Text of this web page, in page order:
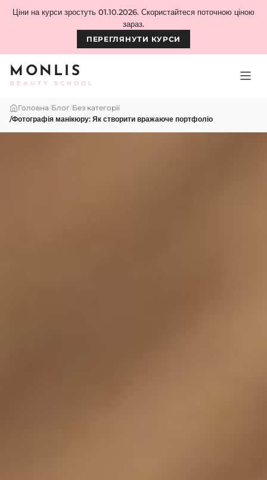
Skip to content
MONLIS
BEAUTY SCHOOL
Ціни на курси зростуть 01.10.2026. Скористайтеся поточною ціною
зараз.
ПЕРЕГЛЯНУТИ КУРСИ
Головна/Блог/Без категорії
/Фотографія манікюру: Як створити вражаюче портфоліо